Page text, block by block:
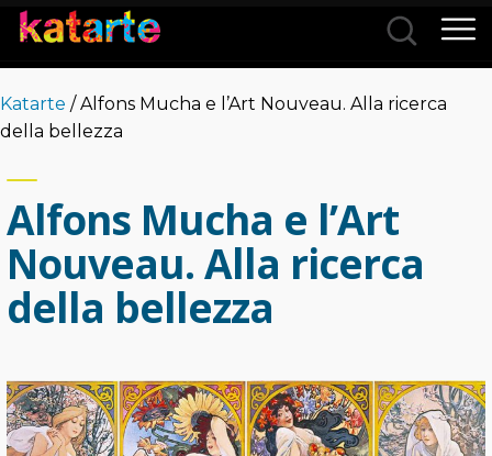
Categorie
Katarte / Alfons Mucha e l’Art Nouveau. Alla ricerca
della bellezza
Alfons Mucha e l’Art
Nouveau. Alla ricerca
della bellezza